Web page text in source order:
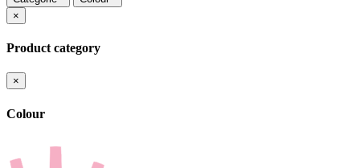
×
Product category
×
Colour